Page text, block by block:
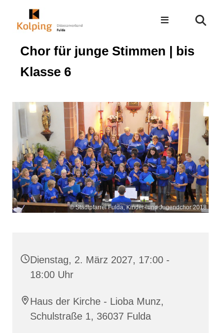
Chor für junge Stimmen | bis
Klasse 6
© Stadtpfarrei Fulda, Kinder- und Jugendchor 2018
Dienstag, 2. März 2027, 17:00 -
18:00 Uhr
Haus der Kirche - Lioba Munz,
Schulstraße 1, 36037 Fulda